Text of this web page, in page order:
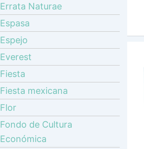
Errata Naturae
Espasa
Espejo
Everest
Fiesta
Fiesta mexicana
Flor
Fondo de Cultura
Económica